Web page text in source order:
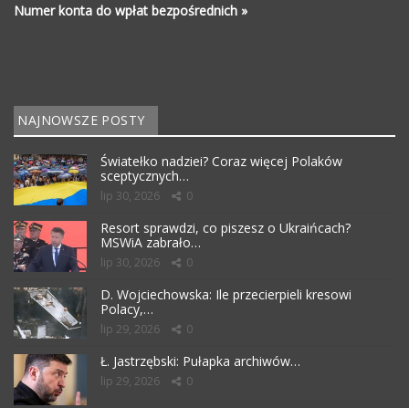
Numer konta do wpłat bezpośrednich »
NAJNOWSZE POSTY
Światełko nadziei? Coraz więcej Polaków
sceptycznych…
lip 30, 2026 0
Resort sprawdzi, co piszesz o Ukraińcach?
MSWiA zabrało…
lip 30, 2026 0
D. Wojciechowska: Ile przecierpieli kresowi
Polacy,…
lip 29, 2026 0
Ł. Jastrzębski: Pułapka archiwów…
lip 29, 2026 0